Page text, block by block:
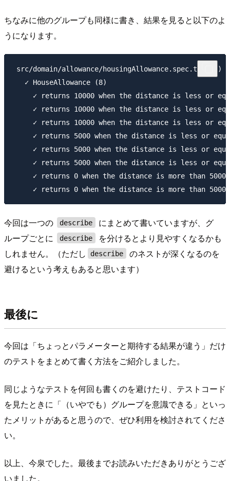
ちなみに他のグループも同様に書き、結果を見ると以下のよ
うになります。
src/domain/allowance/housingAllowance.spec.ts (10)
   ✓ HouseAllowance (8)
✓ returns 10000 when the distance is less or
✓ returns 10000 when the distance is less or
✓ returns 10000 when the distance is less or
✓ returns 5000 when the distance is less or
✓ returns 5000 when the distance is less or
✓ returns 5000 when the distance is less or
✓ returns 0 when the distance is more than
今回は一つの describe
にまとめて書いていますが、グ
ループごとに
describe
を分けるとより見やすくなるかも
しれません。（ただし
describe
のネストが深くなるのを
避けるという考えもあると思います）
最後に
今回は「ちょっとパラメーターと期待する結果が違う」だけ
のテストをまとめて書く方法をご紹介しました。
同じようなテストを何回も書くのを避けたり、テストコード
を見たときに「（いやでも）グループを意識できる」といっ
たメリットがあると思うので、ぜひ利用を検討されてくださ
い。
以上、今泉でした。最後までお読みいただきありがとうござ
いました。